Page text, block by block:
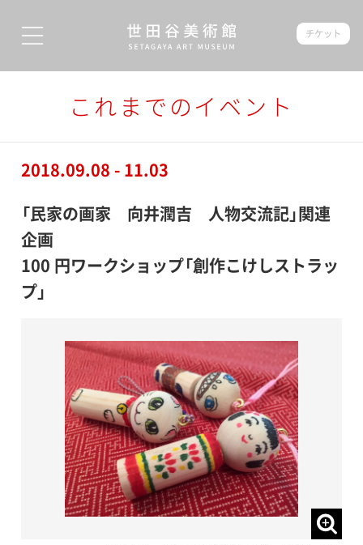
チケット
これまでのイベント
2018.09.08 - 11.03
「民家の画家 向井潤吉 人物交流記」関連
企画
100 円ワークショップ「創作こけしストラッ
プ」